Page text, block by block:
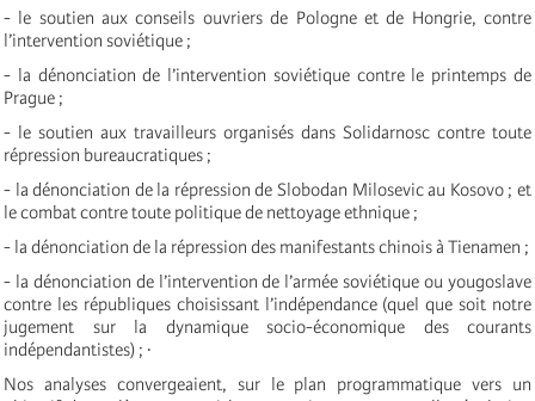
- le soutien aux conseils ouvriers de Pologne et de Hongrie, contre
l’intervention soviétique ;
- la dénonciation de l’intervention soviétique contre le printemps de
Prague ;
- le soutien aux travailleurs organisés dans Solidarnosc contre toute
répression bureaucratiques ;
- la dénonciation de la répression de Slobodan Milosevic au Kosovo ; et
le combat contre toute politique de nettoyage ethnique ;
- la dénonciation de la répression des manifestants chinois à Tienamen ;
- la dénonciation de l’intervention de l’armée soviétique ou yougoslave
contre les républiques choisissant l’indépendance (quel que soit notre
jugement sur la dynamique socio-économique des courants
indépendantistes) ; ·
Nos analyses convergeaient, sur le plan programmatique vers un